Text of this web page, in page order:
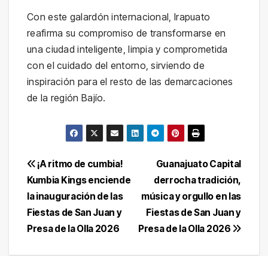
Con este galardón internacional, Irapuato
reafirma su compromiso de transformarse en
una ciudad inteligente, limpia y comprometida
con el cuidado del entorno, sirviendo de
inspiración para el resto de las demarcaciones
de la región Bajío.
Navegación
de
entradas
Guanajuato Capital
derrocha tradición,
música y orgullo en las
Fiestas de San Juan y
Presa de la Olla 2026
¡A ritmo de cumbia!
Kumbia Kings enciende
la inauguración de las
Fiestas de San Juan y
Presa de la Olla 2026